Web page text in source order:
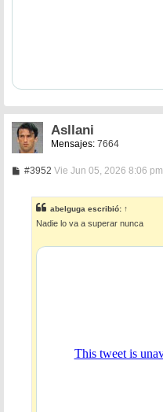
Asllani
Mensajes: 7664
#3952M
a
j
Vie Jun 05, 2026 8:06 pm
abelguga escribió: ↑
Nadie lo va a superar nunca